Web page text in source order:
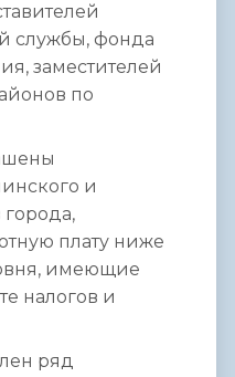
службы, фонда
заместителей
по
и
плату ниже
имеющие
налогов и
ряд